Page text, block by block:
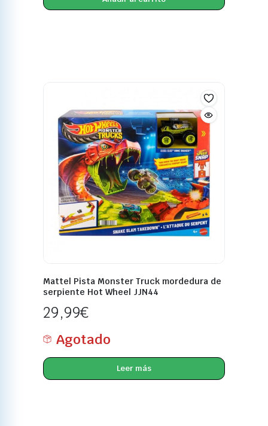
Mattel Pista Monster Truck mordedura de
serpiente Hot Wheel JJN44
29,99€
Agotado
Leer más